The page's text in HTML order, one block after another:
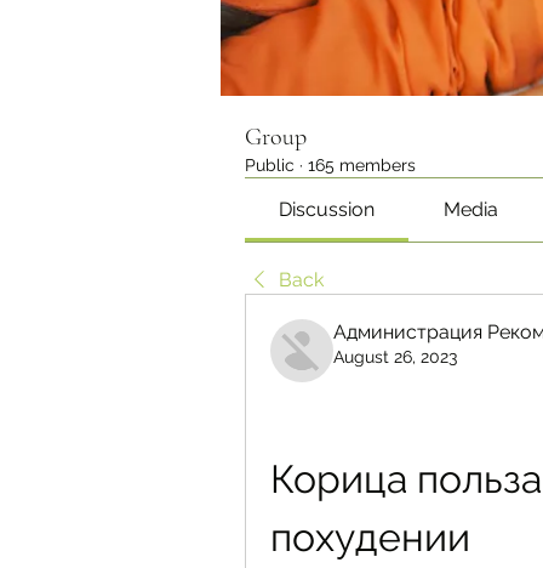
Group
Public · 165 members
Discussion Media
Back
Администрация
August 26, 2023
Корица
похудении